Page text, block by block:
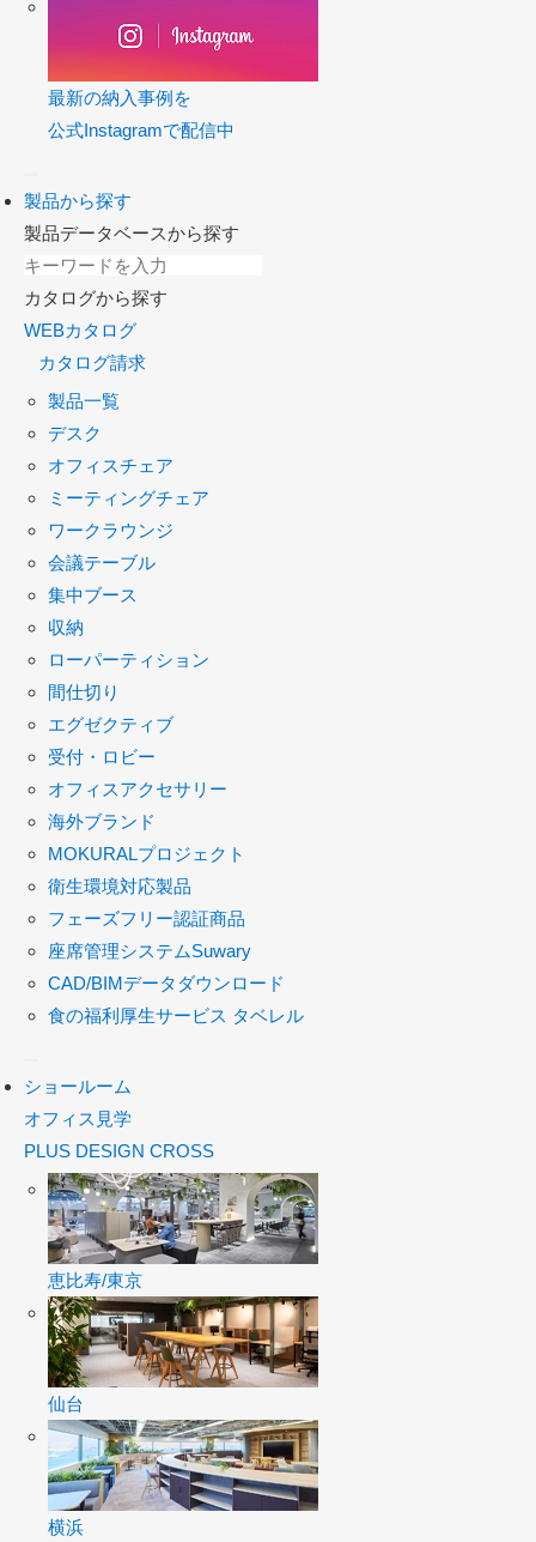
最新の納入事例を
公式Instagramで配信中
製品から探す
製品データベースから探す
カタログから探す
WEBカタログ
カタログ請求
製品一覧
デスク
オフィスチェア
ミーティングチェア
ワークラウンジ
会議テーブル
集中ブース
収納
ローパーティション
間仕切り
エグゼクティブ
受付・ロビー
オフィスアクセサリー
海外ブランド
MOKURALプロジェクト
衛生環境対応製品
フェーズフリー認証商品
座席管理システムSuwary
CAD/BIMデータダウンロード
食の福利厚生サービス タベレル
ショールーム
オフィス見学
PLUS DESIGN CROSS
恵比寿/東京
仙台
横浜